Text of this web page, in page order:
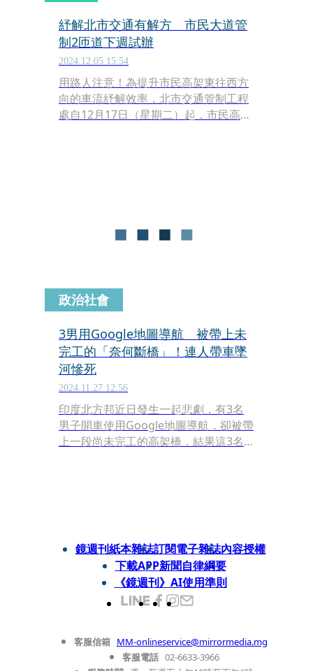
紓解北市交通有解方 市民大道管
制2匝道下週試辦
2024.12.05 15:54
用路人注意！為提升市民高架東往西方
向的車流紓解效率，北市交通管制工程
處自12月17日（星期二）起，市民高架
管制措施及時間。
政治社會
3男用Google地圖導航 被帶上未
完工的「奈何斷橋」！連人帶車墜
河慘死
2024.11.27 12:56
印度北方邦近日發生一起悲劇，有3名
男子開車使用Google地圖導航，卻被帶
上一段尚未完工的高架橋，結果這3名
鏡週刊紙本雜誌訂閱電子雜誌內容授權
下載APP新聞自律綱要
《鏡週刊》AI使用準則
客服信箱 MM-onlineservice@mirrormedia.mg
客服電話 02-6633-3966